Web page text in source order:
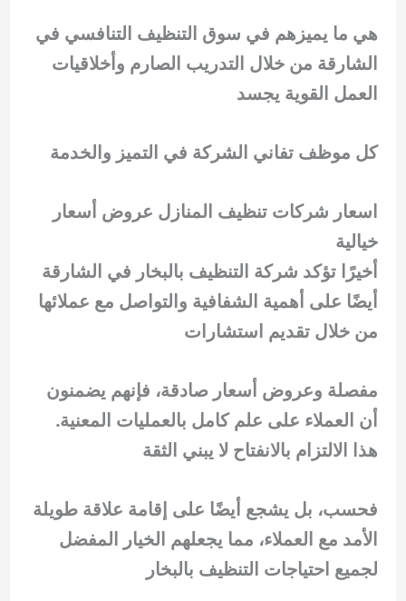
هي ما يميزهم في سوق التنظيف التنافسي في
الشارقة من خلال التدريب الصارم وأخلاقيات
العمل القوية يجسد
كل موظف تفاني الشركة في التميز والخدمة
اسعار شركات تنظيف المنازل عروض أسعار
خيالية
أخيرًا تؤكد شركة التنظيف بالبخار في الشارقة
أيضًا على أهمية الشفافية والتواصل مع عملائها
من خلال تقديم استشارات
مفصلة وعروض أسعار صادقة، فإنهم يضمنون
أن العملاء على علم كامل بالعمليات المعنية.
هذا الالتزام بالانفتاح لا يبني الثقة
فحسب، بل يشجع أيضًا على إقامة علاقة طويلة
الأمد مع العملاء، مما يجعلهم الخيار المفضل
لجميع احتياجات التنظيف بالبخار